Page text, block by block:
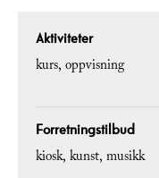
Aktiviteter
kurs oppvisning
Forretningstilbud
kiosk kunst musikk